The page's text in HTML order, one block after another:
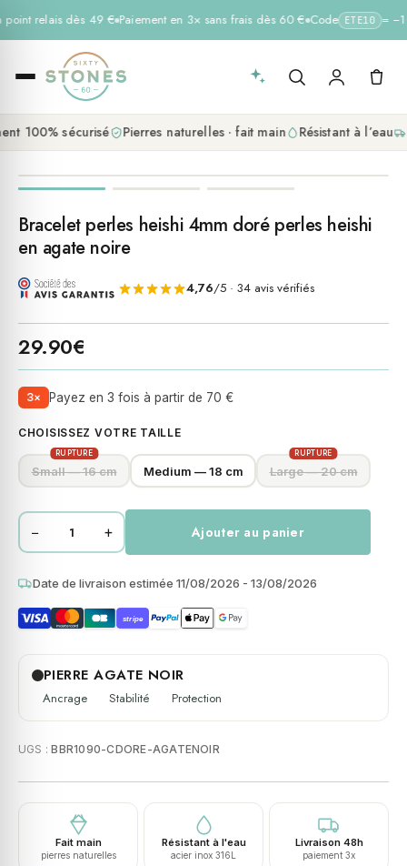
relais dès 49 € Paiement en 3× sans frais dès 60 € Code ETE10 =
100% sécurisé Pierres naturelles · fait main Résistant à l’eau
Bracelet perles heishi 4mm doré perles heishi
en agate noire
4,76/5 · 34 avis vérifiés
29.90€
3× Payez en 3 fois à partir de 70 €
CHOISISSEZ VOTRE TAILLE
Small — 16 cm
RUPTURE
Medium — 18 cm Large — 20 cm
RUPTURE
quantité
Bracelet
perles
heishi
4mm
doré
perles
heishi
agate
noire
− + Ajouter au panier
Date de livraison estimée 11/08/2026 - 13/08/2026
stripe
PIERRE AGATE NOIR
Ancrage Stabilité Protection
UGS :BBR1090-CDORE-AGATENOIR
Fait main
pierres naturelles
Résistant à l'eau
acier inox 316L
Livraison 48h
paiement 3x